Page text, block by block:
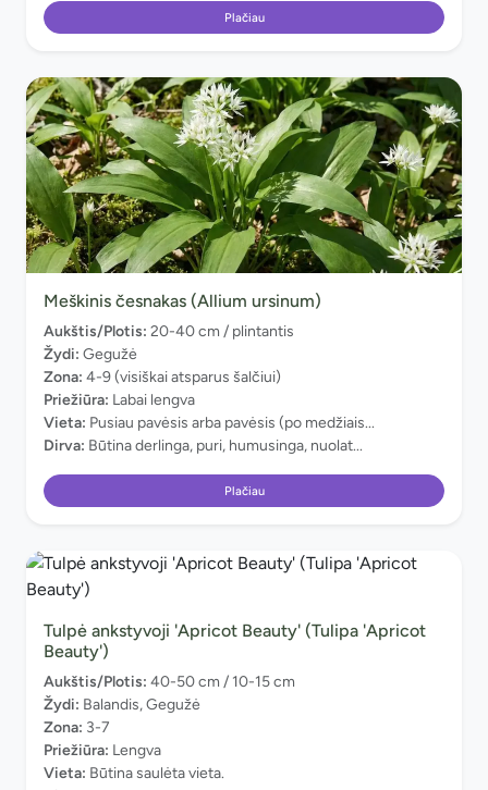
Plačiau
Meškinis česnakas (Allium ursinum)
Aukštis/Plotis: 20-40 cm / plintantis
Žydi: Gegužė
Zona: 4-9 (visiškai atsparus šalčiui)
Priežiūra: Labai lengva
Vieta: Pusiau pavėsis arba pavėsis (po medžiais...
Dirva: Būtina derlinga, puri, humusinga, nuolat...
Plačiau
Tulpė ankstyvoji 'Apricot Beauty' (Tulipa 'Apricot
Beauty')
Aukštis/Plotis: 40-50 cm / 10-15 cm
Žydi: Balandis, Gegužė
Zona: 3-7
Priežiūra: Lengva
Vieta: Būtina saulėta vieta.